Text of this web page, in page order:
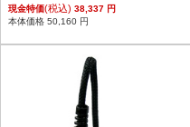
現金特価(税込) 38,337 円
本体価格 50,160 円